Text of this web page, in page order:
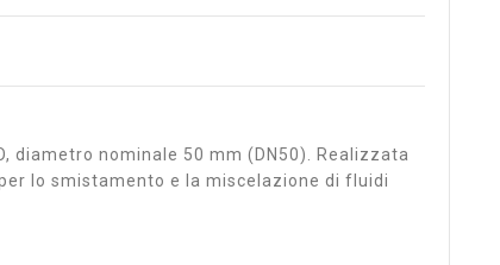
nominale 50 mm (DN50). Realizzata
lo smistamento e la miscelazione di fluidi